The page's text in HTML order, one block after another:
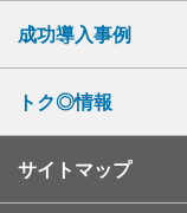
成功導入事例
トク◎情報
サイトマップ